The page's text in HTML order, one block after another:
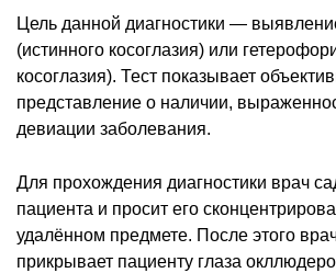
Цель данной диагностики —
(истинного косоглазия) или
косоглазия). Тест показывает
представление о наличии,
девиации заболевания.
Для прохождения диагностики врач
пациента и просит его
удалённом предмете. После этого
прикрывает пациенту глаза